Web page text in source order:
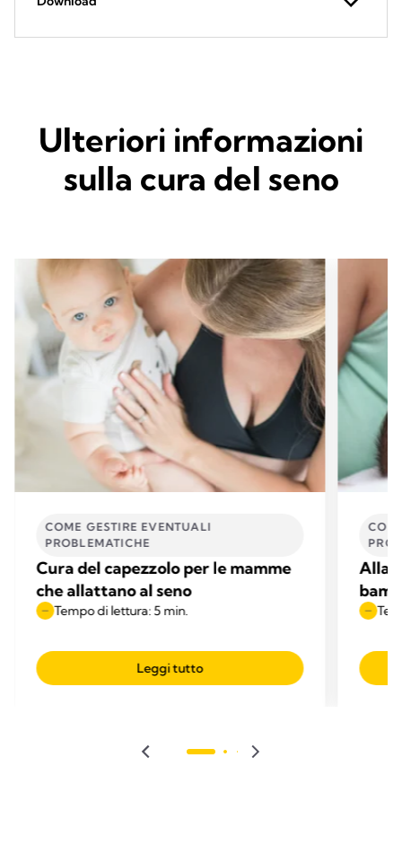
Ulteriori informazioni
sulla cura del seno
COME GESTIRE EVENTUALI
PROBLEMATICHE
Cura del capezzolo per le mamme
che allattano al seno
Tempo di lettura: 5 min.
Leggi tutto